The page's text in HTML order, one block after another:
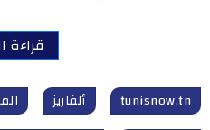
قراءة
tunisnow.tn ألفاريز